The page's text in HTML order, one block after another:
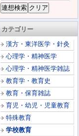
カテゴリー
漢方・東洋医学・針灸
心理学・精神医学
心理学・精神医学雑誌
教育学・教育史
教育・保育雑誌
育児・幼児・児童教育
特殊教育
学校教育